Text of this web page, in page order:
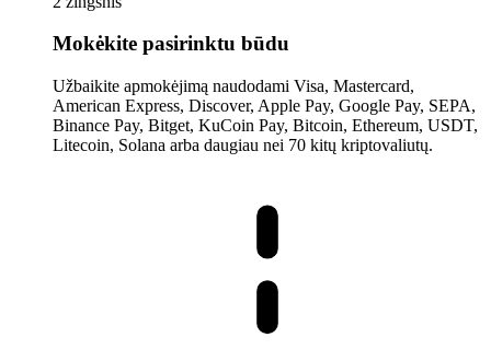
Mokėkite pasirinktu būdu
Užbaikite apmokėjimą naudodami Visa, Mastercard,
American Express, Discover, Apple Pay, Google Pay, SEPA,
Binance Pay, Bitget, KuCoin Pay, Bitcoin, Ethereum, USDT,
Litecoin, Solana arba daugiau nei 70 kitų kriptovaliutų.